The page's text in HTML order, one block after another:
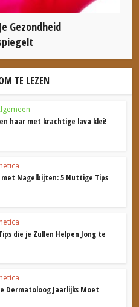
Gezondheid
TE LEZEN
haar met krachtige lava klei!
met Nagelbijten: 5 Nuttige Tips
die je Zullen Helpen Jong te
Dermatoloog Jaarlijks Moet